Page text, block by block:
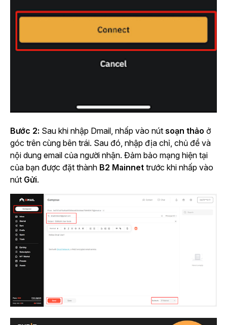
Bước 2: Sau khi nhập Dmail, nhấp vào nút soạn thảo ở
góc trên cùng bên trái. Sau đó, nhập địa chỉ, chủ đề và
nội dung email của người nhận. Đảm bảo mạng hiện tại
của bạn được đặt thành B2 Mainnet trước khi nhấp vào
nút Gửi.